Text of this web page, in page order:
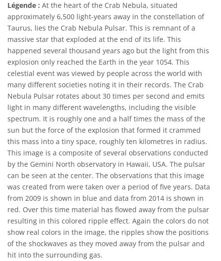
Légende : At the heart of the Crab Nebula, situated
approximately 6,500 light-years away in the constellation of
Taurus, lies the Crab Nebula Pulsar. This is remnant of a
massive star that exploded at the end of its life. This
happened several thousand years ago but the light from this
explosion only reached the Earth in the year 1054. This
celestial event was viewed by people across the world with
many different societies noting it in their records. The Crab
Nebula Pulsar rotates about 30 times per second and emits
light in many different wavelengths, including the visible
spectrum. It is roughly one and a half times the mass of the
sun but the force of the explosion that formed it crammed
this mass into a tiny space, roughly ten kilometres in radius.
This image is a composite of several observations conducted
by the Gemini North observatory in Hawaii, USA. The pulsar
can be seen at the center. The observations that this image
was created from were taken over a period of five years. Data
from 2009 is shown in blue and data from 2014 is shown in
red. Over this time material has flowed away from the pulsar
resulting in this colored ripple effect. Again the colors do not
show real colors in the image, the ripples show the positions
of the shockwaves as they moved away from the pulsar and
hit into the surrounding gas.